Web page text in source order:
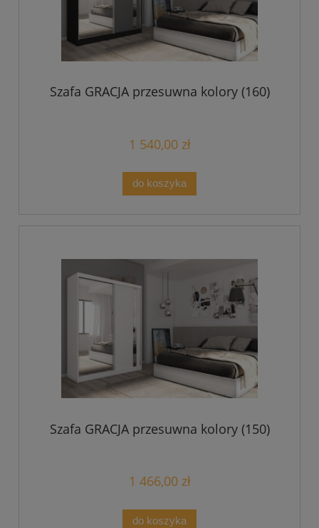
Szafa GRACJA przesuwna kolory (160)
1 540,00 zł
do koszyka
Szafa GRACJA przesuwna kolory (150)
1 466,00 zł
do koszyka